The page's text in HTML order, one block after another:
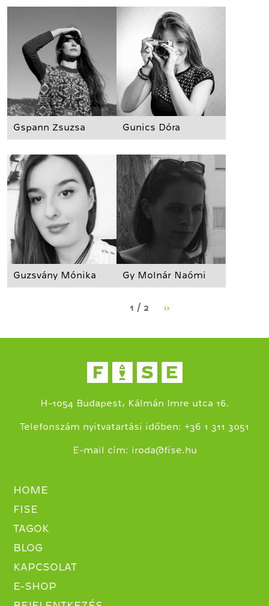
Gspann Zsuzsa Gunics Dóra
Guzsvány Mónika Gy Molnár Naómi
1 / 2 ››
H-1054 Budapest, Kálmán Imre utca 16.
Telefonszám nyitvatartási időben: +36 1 311 3051
E-mail cím: iroda@fise.hu
HOME
FISE
TAGOK
BLOG
KAPCSOLAT
E-SHOP